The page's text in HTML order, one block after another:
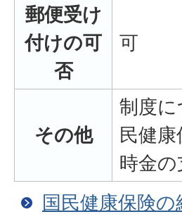
郵便受け
付けの可
否
可
その他
制度
民健
時金
国民健康保険の